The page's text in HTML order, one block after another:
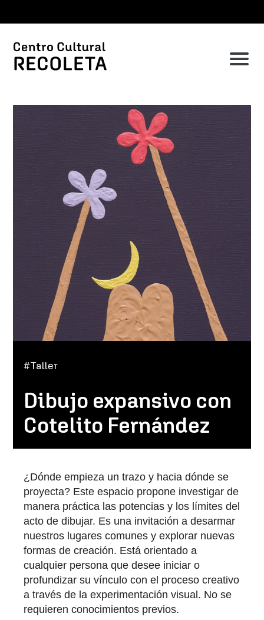
#Taller
Dibujo expansivo con
Cotelito Fernández
¿Dónde empieza un trazo y hacia dónde se
proyecta? Este espacio propone investigar de
manera práctica las potencias y los límites del
acto de dibujar. Es una invitación a desarmar
nuestros lugares comunes y explorar nuevas
formas de creación. Está orientado a
cualquier persona que desee iniciar o
profundizar su vínculo con el proceso creativo
a través de la experimentación visual. No se
requieren conocimientos previos.